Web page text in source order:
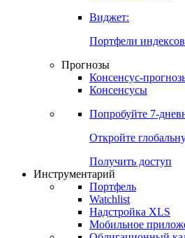
Виджет:
Портфели
Прогнозы
Консенсус-
Консенсусы
Попробуйте 7-
Откройте
Получить доступ
Инструментарий
Портфель
Watchlist
Надстройка XLS
Мобильное